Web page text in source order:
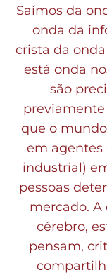
Saímos da
onda da
crista da
está onda
são
previamente
que o
em agentes
industrial)
pessoas
mercado. A
cérebro,
pensam,